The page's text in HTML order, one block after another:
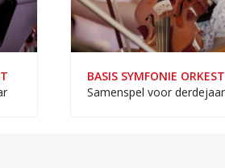
BASIS SYMFONIE ORKEST